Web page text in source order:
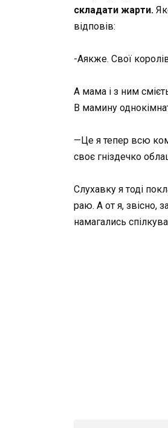
складати жарти.
відповів:
-Аякже. Свої
А мама і з ним
В мамину
—Це я тепер всю
своє гніздечко
Слухавку я тоді
раю. А от я, звісно,
намагались